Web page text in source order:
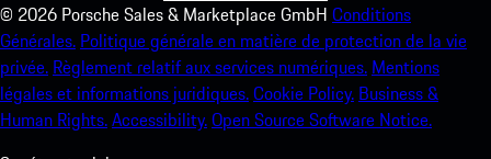
© 2026 Porsche Sales & Marketplace GmbH Conditions
Générales. Politique générale en matière de protection de la vie
privée. Règlement relatif aux services numériques. Mentions
légales et informations juridiques.Cookie Policy. Business &
Human Rights.Accessibility.Open Source Software Notice.